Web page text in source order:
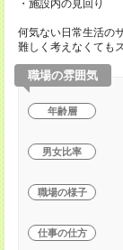
・施設内の見回り
何気ない日常生活の
難しく考えなくても
職場の雰囲気
年齢層
男女比率
職場の様子
仕事の仕方